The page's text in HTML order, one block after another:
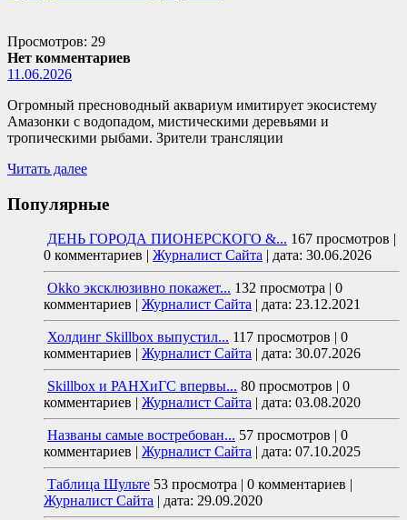
Просмотров: 29
Нет комментариев
11.06.2026
Огромный пресноводный аквариум имитирует экосистему
Амазонки с водопадом, мистическими деревьями и
тропическими рыбами. Зрители трансляции
Читать далее
Популярные
ДЕНЬ ГОРОДА ПИОНЕРСКОГО &... 167 просмотров
0 комментариев
Журналист Сайта дата: 30.06.2026
Okko эксклюзивно покажет... 132 просмотра
0
комментариев
Журналист Сайта дата: 23.12.2021
Холдинг Skillbox выпустил... 117 просмотров
0
комментариев
Журналист Сайта дата: 30.07.2026
Skillbox и РАНХиГС впервы... 80 просмотров
0
комментариев
Журналист Сайта дата: 03.08.2020
Названы самые востребован... 57 просмотров
0
комментариев
Журналист Сайта дата: 07.10.2025
Таблица Шульте 53 просмотра 0 комментариев
Журналист Сайта
дата: 29.09.2020